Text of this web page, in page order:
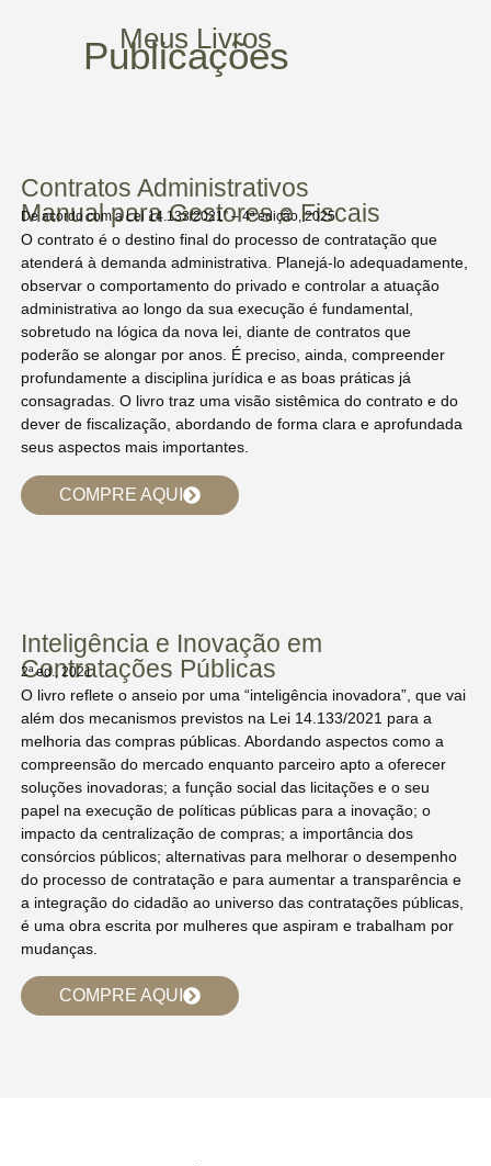
Meus Livros
Publicações
Contratos Administrativos
Manual para Gestores e Fiscais
De acordo com a Lei 14.133/2021” – 4ª edição, 2025
O contrato é o destino final do processo de contratação que
atenderá à demanda administrativa. Planejá-lo adequadamente,
observar o comportamento do privado e controlar a atuação
administrativa ao longo da sua execução é fundamental,
sobretudo na lógica da nova lei, diante de contratos que
poderão se alongar por anos. É preciso, ainda, compreender
profundamente a disciplina jurídica e as boas práticas já
consagradas. O livro traz uma visão sistêmica do contrato e do
dever de fiscalização, abordando de forma clara e aprofundada
seus aspectos mais importantes.
COMPRE AQUI
Inteligência e Inovação em
Contratações Públicas
2ª ed., 2021
O livro reflete o anseio por uma “inteligência inovadora”, que vai
além dos mecanismos previstos na Lei 14.133/2021 para a
melhoria das compras públicas. Abordando aspectos como a
compreensão do mercado enquanto parceiro apto a oferecer
soluções inovadoras; a função social das licitações e o seu
papel na execução de políticas públicas para a inovação; o
impacto da centralização de compras; a importância dos
consórcios públicos; alternativas para melhorar o desempenho
do processo de contratação e para aumentar a transparência e
a integração do cidadão ao universo das contratações públicas,
é uma obra escrita por mulheres que aspiram e trabalham por
mudanças.
COMPRE AQUI